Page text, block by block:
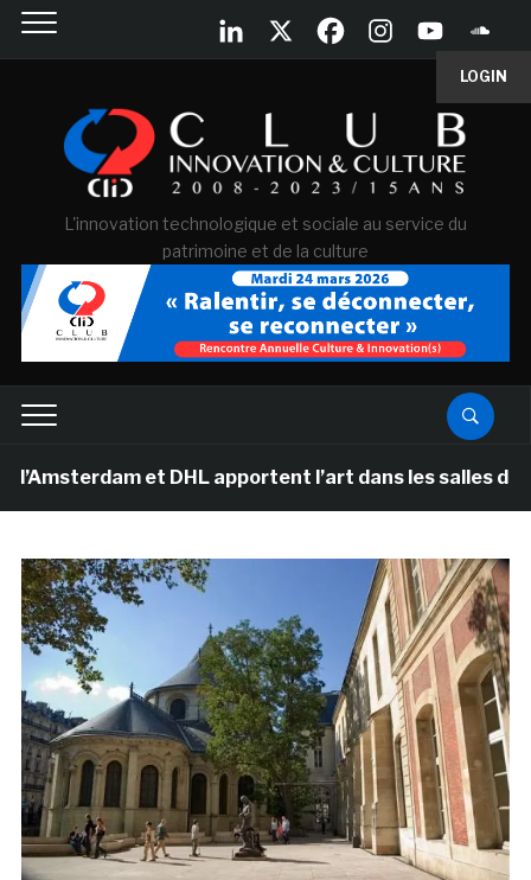
LOGIN
L'innovation technologique et sociale au service du
patrimoine et de la culture
et DHL apportent l’art dans les salles de